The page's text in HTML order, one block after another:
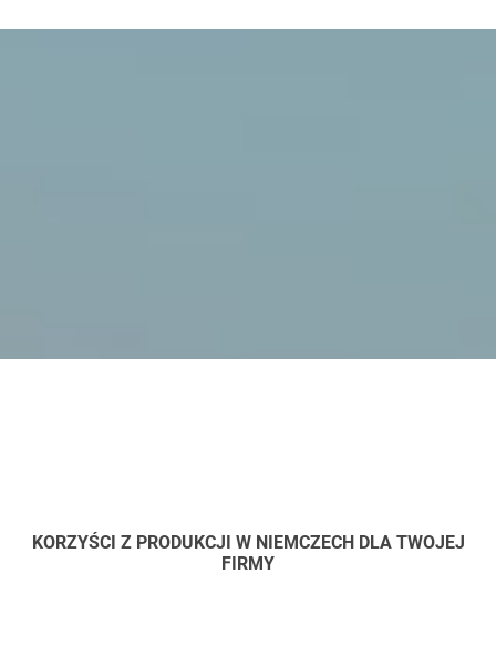
KORZYŚCI Z PRODUKCJI W NIEMCZECH DLA TWOJEJ
FIRMY